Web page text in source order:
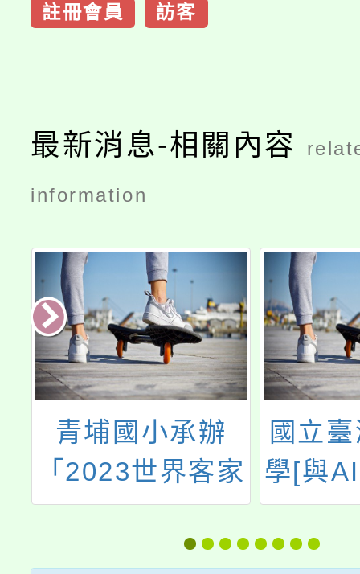
註冊會員 訪客
最新消息-相關內容
information
青埔國小承辦
「2023世界客家
博覽會－種子教
師研習活動計
國立
學[與
文漫